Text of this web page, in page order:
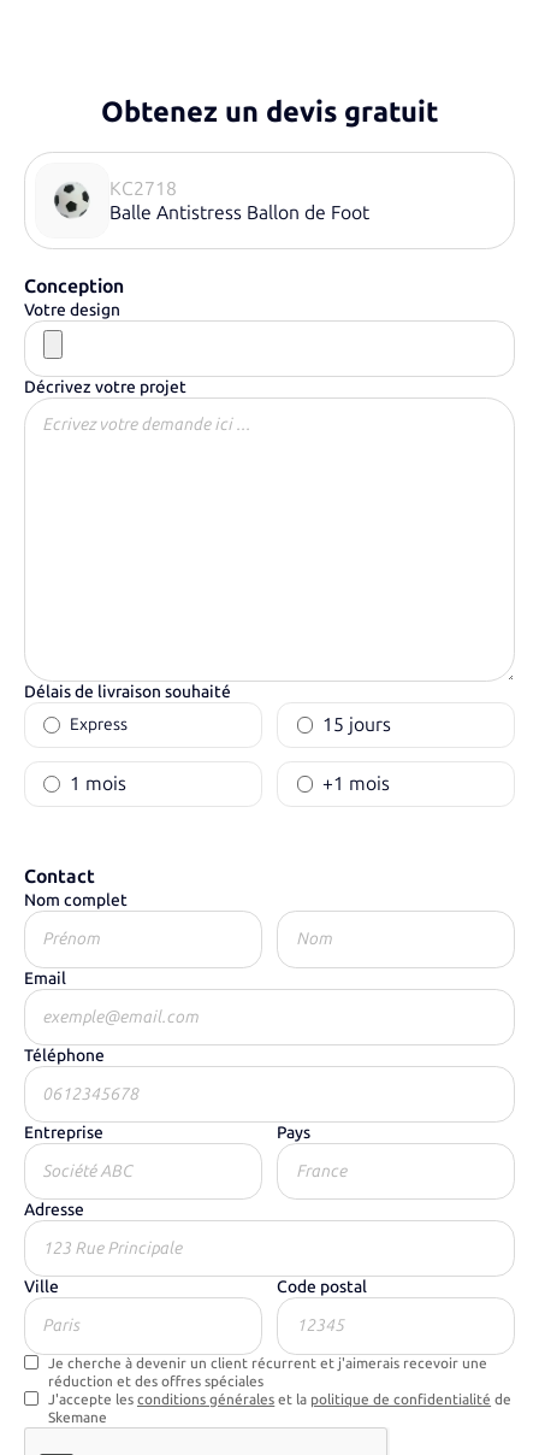
Obtenez un devis gratuit
KC2718
Balle Antistress Ballon de Foot
Conception
Votre design
Décrivez votre projet
Délais de livraison souhaité
Express
15 jours
1 mois +1 mois
Contact
Nom complet
Email
Téléphone
Entreprise Pays
Adresse
Ville Code postal
Je cherche à devenir un client récurrent et j'aimerais recevoir une
réduction et des offres spéciales
J'accepte lesconditions générales et la politique de confidentialité de
Skemane